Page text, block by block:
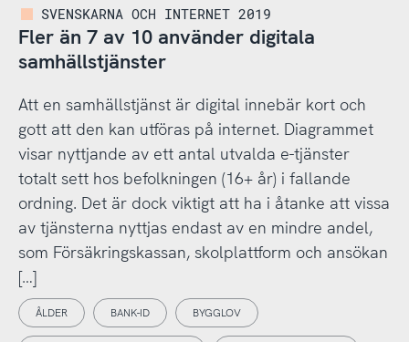
SVENSKARNA OCH INTERNET 2019
Fler än 7 av 10 använder digitala
samhällstjänster
Att en samhällstjänst är digital innebär kort och
gott att den kan utföras på internet. Diagrammet
visar nyttjande av ett antal utvalda e-tjänster
totalt sett hos befolkningen (16+ år) i fallande
ordning. Det är dock viktigt att ha i åtanke att vissa
av tjänsterna nyttjas endast av en mindre andel,
som Försäkringskassan, skolplattform och ansökan
[…]
ÅLDER BANK-ID BYGGLOV